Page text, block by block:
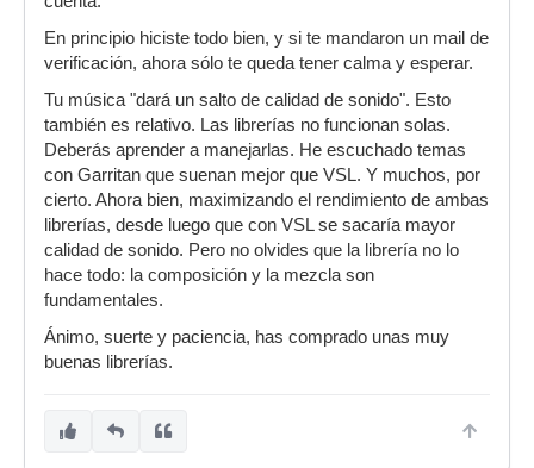
En principio hiciste todo bien, y si te mandaron un mail de
verificación, ahora sólo te queda tener calma y esperar.
Tu música "dará un salto de calidad de sonido". Esto
también es relativo. Las librerías no funcionan solas.
Deberás aprender a manejarlas. He escuchado temas
con Garritan que suenan mejor que VSL. Y muchos, por
cierto. Ahora bien, maximizando el rendimiento de ambas
librerías, desde luego que con VSL se sacaría mayor
calidad de sonido. Pero no olvides que la librería no lo
hace todo: la composición y la mezcla son
fundamentales.
Ánimo, suerte y paciencia, has comprado unas muy
buenas librerías.